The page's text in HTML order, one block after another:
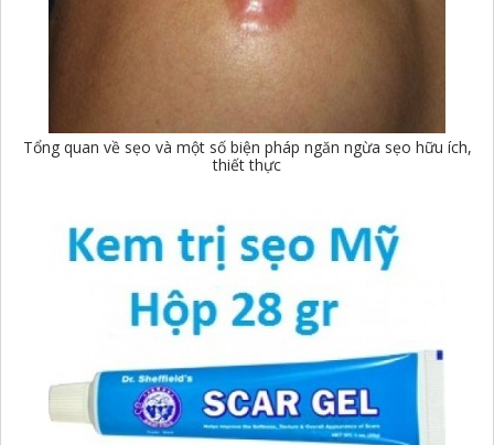
Tổng quan về sẹo và một số biện pháp ngăn ngừa sẹo hữu ích,
thiết thực